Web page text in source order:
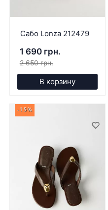
Сабо Lonza 212479
1 690 грн.
2 650 грн.
В корзину
-15%